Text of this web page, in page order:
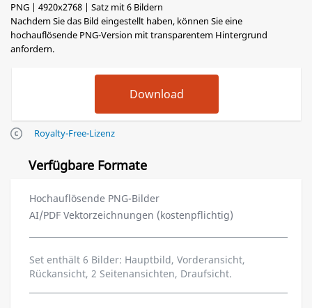
PNG | 4920x2768 | Satz mit 6 Bildern
Nachdem Sie das Bild eingestellt haben, können Sie eine
hochauflösende PNG-Version mit transparentem Hintergrund
anfordern.
Royalty-Free-Lizenz
Verfügbare Formate
Hochauflösende PNG-Bilder
AI/PDF Vektorzeichnungen (kostenpflichtig)
Set enthält 6 Bilder: Hauptbild, Vorderansicht,
Rückansicht, 2 Seitenansichten, Draufsicht.